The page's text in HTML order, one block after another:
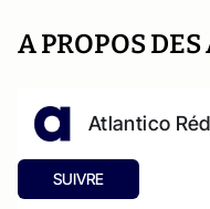
A PROPOS
Atlantico
SUIVRE